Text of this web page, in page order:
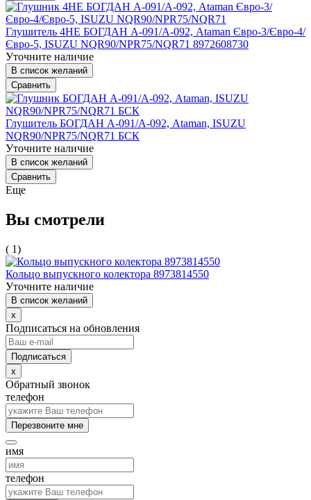
Глушитель 4НЕ БОГДАН А-091/А-092, Ataman Євро-3/Євро-4/
Євро-5, ISUZU NQR90/NPR75/NQR71 8972608730
Уточните наличие
В список желаний
Сравнить
Глушитель БОГДАН А-091/А-092, Ataman, ISUZU
NQR90/NPR75/NQR71 БСК
Уточните наличие
В список желаний
Сравнить
Еще
Вы смотрели
( 1)
Кольцо выпускного колектора 8973814550
Уточните наличие
В список желаний
x
Подписаться на обновления
x
Обратный звонок
телефон
Перезвоните мне
имя
телефон